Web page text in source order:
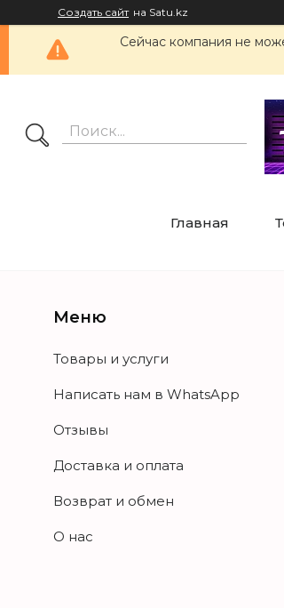
Создать сайт на Satu.kz
Сейчас компания не
Главная
Товары и услуги
Написать нам в WhatsApp
Отзывы
Доставка и оплата
Возврат и обмен
О нас